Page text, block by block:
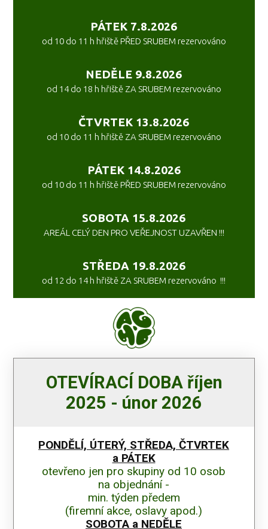
PÁTEK 7.8.2026
od 10 do 11 h hřiště PŘED SRUBEM rezervováno
NEDĚLE 9.8.2026
od 14 do 18 h hřiště ZA SRUBEM rezervováno
ČTVRTEK 13.8.2026
od 10 do 11 h hřiště ZA SRUBEM rezervováno
PÁTEK 14.8.2026
od 10 do 11 h hřiště PŘED SRUBEM rezervováno
SOBOTA 15.8.2026
AREÁL CELÝ DEN PRO VEŘEJNOST UZAVŘEN !!!
STŘEDA 19.8.2026
od 12 do 14 h hřiště ZA SRUBEM rezervováno !!!
OTEVÍRACÍ DOBA říjen
2025 - únor 2026
PONDĚLÍ, ÚTERÝ, STŘEDA, ČTVRTEK
a PÁTEK
otevřeno jen pro skupiny od 10 osob
na objednání -
min. týden předem
(firemní akce, oslavy apod.)
SOBOTA a NEDĚLE